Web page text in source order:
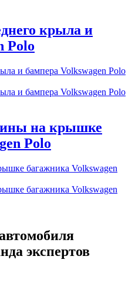
крыла и
Polo
на крышке
Polo
экспертов